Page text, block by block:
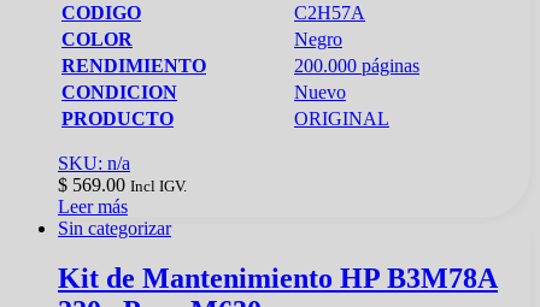
CODIGO
C2H57A
COLOR
Negro
RENDIMIENTO
200.000 páginas
CONDICION
Nuevo
PRODUCTO
ORIGINAL
SKU: n/a
$ 569.00 Incl IGV.
Leer más
Sin categorizar
Kit de Mantenimiento HP B3M78A